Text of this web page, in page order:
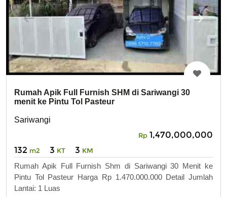
Rumah Apik Full Furnish SHM di Sariwangi 30
menit ke Pintu Tol Pasteur
Sariwangi
Rp 1,470,000,000
132 m2 3 KT 3 KM
Rumah Apik Full Furnish Shm di Sariwangi 30 Menit ke
Pintu Tol Pasteur Harga Rp 1.470.000.000 Detail Jumlah
Lantai: 1 Luas